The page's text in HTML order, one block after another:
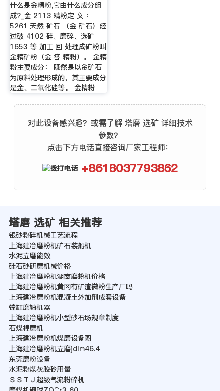
什么是金精粉,它由什么成分组
成?_金 2113 精粉定 义 ：
5261 天然 矿石 （金 矿石）经
过破 4102 碎、磨碎、选矿
1653 等 加工 回 处理成矿粉叫
金精矿粉（金 答 精粉）。 金精
粉主要成分： 既然是以金矿石
为原料处理形成的，其主要成分
是金、二氧化硅等。 金精粉
对此设备感兴趣？或需了解 塔磨 选矿 详细技术
参数？
点击下方电话直接咨询厂家工程师：
+8618037793862
塔磨 选矿 相关推荐
银砂粉碎机械工艺流程
上海建冶磨粉机矿石装船机
水泥立磨能效
硅石砂研磨机械价格
上海建冶磨粉机湖南磨粉机价格
上海建冶磨粉机黄冈有矿渣微粉生产厂吗
上海建冶磨粉机混凝土外加剂成套设备
镗缸磨轴机器
上海建冶磨粉机小型砂石场规章制度
石煤棒磨机
上海建冶磨粉机煤磨设备图
上海建冶磨粉机立磨jdlm46.4
东莞磨粉设备
水泥粉煤灰胶砂用量
ＳＳＴＪ超级气流粉碎机